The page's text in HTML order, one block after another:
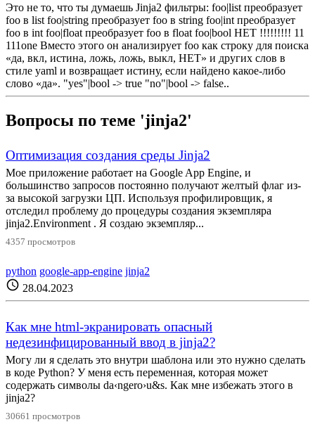
Это не то, что ты думаешь Jinja2 фильтры: foo|list преобразует
foo в list foo|string преобразует foo в string foo|int преобразует
foo в int foo|float преобразует foo в float foo|bool НЕТ !!!!!!!!! 11
111one Вместо этого он анализирует foo как строку для поиска
«да, вкл, истина, ложь, ложь, выкл, НЕТ» и других слов в
стиле yaml и возвращает истину, если найдено какое-либо
слово «да». "yes"|bool -> true "no"|bool -> false..
Вопросы по теме 'jinja2'
Оптимизация создания среды Jinja2
Мое приложение работает на Google App Engine, и
большинство запросов постоянно получают желтый флаг из-
за высокой загрузки ЦП. Используя профилировщик, я
отследил проблему до процедуры создания экземпляра
jinja2.Environment . Я создаю экземпляр...
4357 просмотров
python google-app-engine jinja2
schedule 28.04.2023
Как мне html-экранировать опасный
недезинфицированный ввод в jinja2?
Могу ли я сделать это внутри шаблона или это нужно сделать
в коде Python? У меня есть переменная, которая может
содержать символы da‹ngero›u&s. Как мне избежать этого в
jinja2?
30661 просмотров